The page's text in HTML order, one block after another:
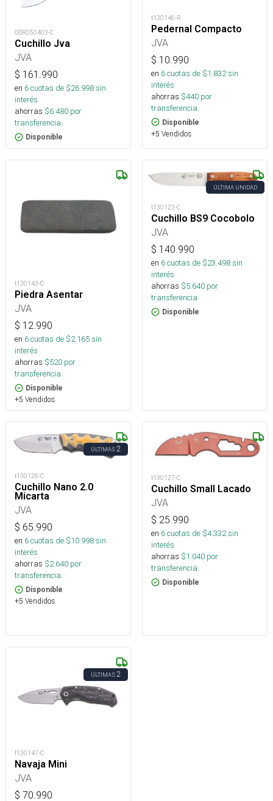
ODR050403-C
Cuchillo Jva
JVA
$ 161.990
en 6cuotas de $26.998sin
interés
ahorras $6.480 por
transferencia.
Disponible
t130146-R
Pedernal Compacto
JVA
$ 10.990
en 6cuotas de $1.832sin
interés
ahorras $440 por
transferencia.
Disponible
+5 Vendidos
t130143-C
Piedra Asentar
JVA
$ 12.990
en 6cuotas de $2.165sin
interés
ahorras $520 por
transferencia.
Disponible
+5 Vendidos
ÚLTIMA UNIDAD
t130123-C
Cuchillo BS9 Cocobolo
JVA
$ 140.990
en 6cuotas de $23.498sin
interés
ahorras $5.640 por
transferencia.
Disponible
ÚLTIMAS2
t130126-C
Cuchillo Nano 2.0
Micarta
JVA
$ 65.990
en 6cuotas de $10.998sin
interés
ahorras $2.640 por
transferencia.
Disponible
+5 Vendidos
t130127-C
Cuchillo Small Lacado
JVA
$ 25.990
en 6cuotas de $4.332sin
interés
ahorras $1.040 por
transferencia.
Disponible
ÚLTIMAS2
f130147-C
Navaja Mini
JVA
$ 70.990